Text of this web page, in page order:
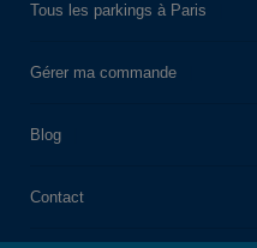
Tous les parkings à Paris
Gérer ma commande
Blog
Contact